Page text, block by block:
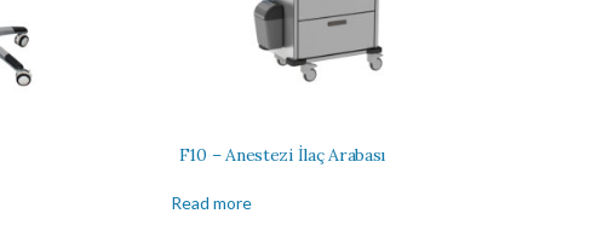
F10 – Anestezi İlaç Arabası
Read more